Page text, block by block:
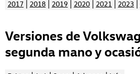
2017 | 2018 | 2019 | 2020 | 2021 | 2023 |
Versiones de
segunda mano y